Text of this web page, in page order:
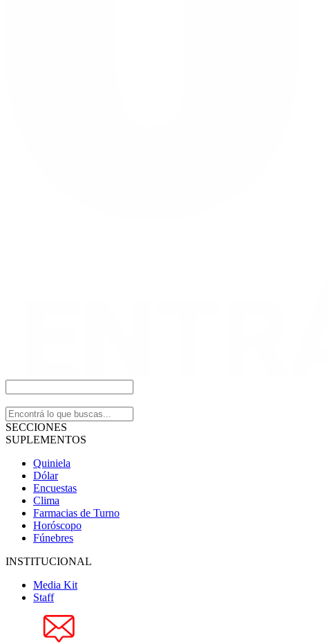
SECCIONES
SUPLEMENTOS
Quiniela
Dólar
Encuestas
Clima
Farmacias de Turno
Horóscopo
Fúnebres
INSTITUCIONAL
Media Kit
Staff